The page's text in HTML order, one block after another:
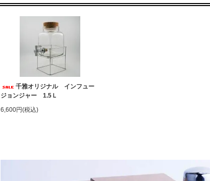
千雅オリジナル インフュー
ジョンジャー 1.5Ｌ
6,600円(税込)